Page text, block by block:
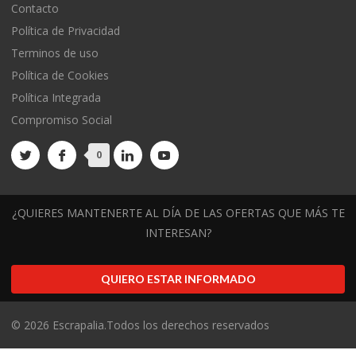
Contacto
Política de Privacidad
Terminos de uso
Política de Cookies
Política Integrada
Compromiso Social
0
¿QUIERES MANTENERTE AL DÍA DE LAS OFERTAS QUE MÁS TE
INTERESAN?
QUIERO ESTAR INFORMADO
© 2026 Escrapalia.Todos los derechos reservados